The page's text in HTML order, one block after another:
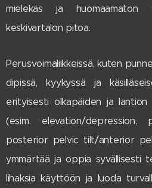
mielekäs ja
keskivartalon pitoa.
Perusvoimaliikkeissä, kuten
dipissä, kyykyssä ja
erityisesti olkapäiden ja
(esim. elevation/depression,
posterior pelvic tilt/anterior
ymmärtää ja oppia syvällisesti
lihaksia käyttöön ja luoda